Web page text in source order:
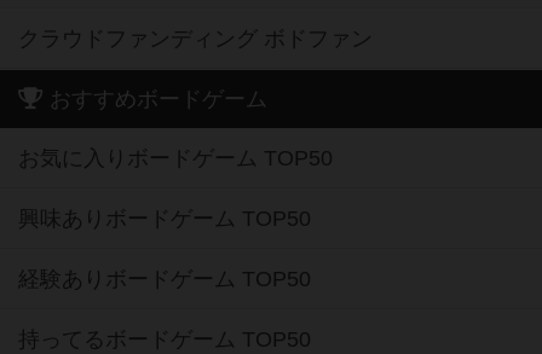
クラウドファンディング ボドファン
おすすめボードゲーム
お気に入りボードゲーム TOP50
興味ありボードゲーム TOP50
経験ありボードゲーム TOP50
持ってるボードゲーム TOP50